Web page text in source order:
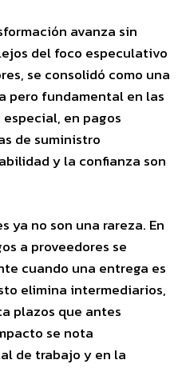
avanza sin
del foco especulativo
se consolidó como una
pero fundamental en las
en pagos
de suministro
y la confianza son
ya no son una rareza. En
a proveedores se
cuando una entrega es
elimina intermediarios,
plazos que antes
se nota
de trabajo y en la